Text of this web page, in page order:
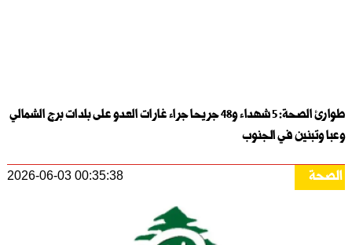
طوارئ الصحة: 5 شهداء و48 جريحا جراء غارات العدو على بلدات برج الشمالي
وعبا وتبنين في الجنوب
الصحة 2026-06-03 00:35:38